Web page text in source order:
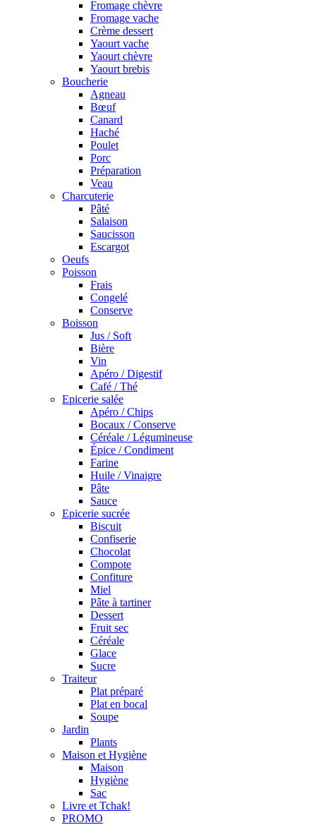
Fromage chèvre
Fromage vache
Crème dessert
Yaourt vache
Yaourt chèvre
Yaourt brebis
Boucherie
Agneau
Bœuf
Canard
Haché
Poulet
Porc
Préparation
Veau
Charcuterie
Pâté
Salaison
Saucisson
Escargot
Oeufs
Poisson
Frais
Congelé
Conserve
Boisson
Jus / Soft
Bière
Vin
Apéro / Digestif
Café / Thé
Epicerie salée
Apéro / Chips
Bocaux / Conserve
Céréale / Légumineuse
Épice / Condiment
Farine
Huile / Vinaigre
Pâte
Sauce
Epicerie sucrée
Biscuit
Confiserie
Chocolat
Compote
Confiture
Miel
Pâte à tartiner
Dessert
Fruit sec
Céréale
Glace
Sucre
Traiteur
Plat préparé
Plat en bocal
Soupe
Jardin
Plants
Maison et Hygiène
Maison
Hygiène
Sac
Livre et Tchak!
PROMO